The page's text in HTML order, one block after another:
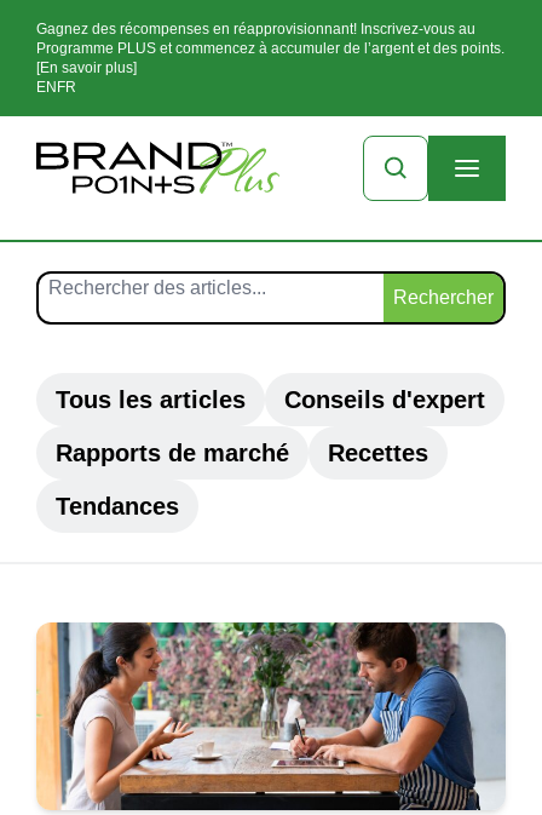
Gagnez des récompenses en réapprovisionnant! Inscrivez-vous au
Programme PLUS et commencez à accumuler de l’argent et des points.
[En savoir plus]
EN FR
Rechercher
Tous les articles
Conseils d'expert
Rapports de marché
Recettes
Tendances